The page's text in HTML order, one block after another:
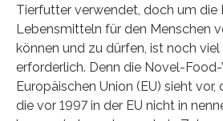
Tierfutter verwendet, doch um die
Lebensmitteln für den Menschen
können und zu dürfen, ist noch
erforderlich. Denn die Novel-
Europäischen Union (EU) sieht
die vor 1997 in der EU nicht in